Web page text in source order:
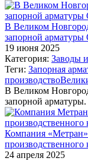
В Великом
запорной
19 июня 2025
Категория: Заводы
Теги: Запорная
производство
В Великом
запорной
Компания «Метран»
производственного
24 апреля 2025